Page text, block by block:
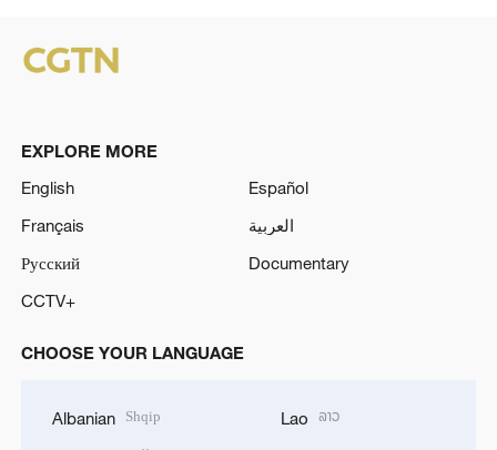
EXPLORE MORE
English
Español
Français
العربية
Русский
Documentary
CCTV+
CHOOSE YOUR LANGUAGE
Albanian Shqip Lao ລາວ